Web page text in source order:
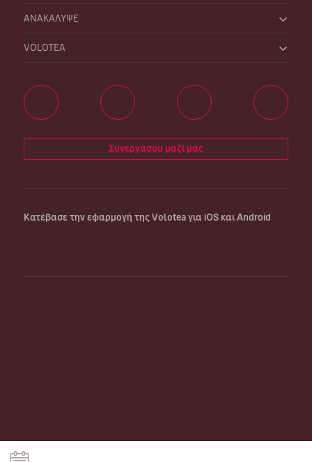
ΑΝΑΚΑΛΥΨΕ
VOLOTEA
Συνεργάσου μαζί μας
Κατέβασε την εφαρμογή της Volotea για iOS και Android